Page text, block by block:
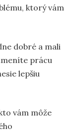
ktorý vám
dobré a mali
prácu
lepšiu
vám môže